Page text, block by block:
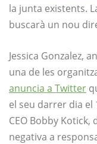
la junta existents.
buscarà un nou
Jessica Gonzalez,
una de les
anuncia a Twitter
el seu darrer dia el
CEO Bobby Kotick,
negativa a